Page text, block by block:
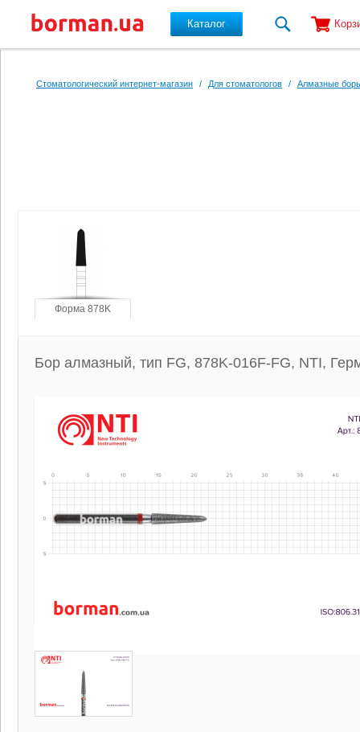
Каталог
Стоматологический интернет-магазин / Для стоматологов / Алмазные
Форма 878K
Бор алмазный, тип FG, 878K-016F-FG, NTI,